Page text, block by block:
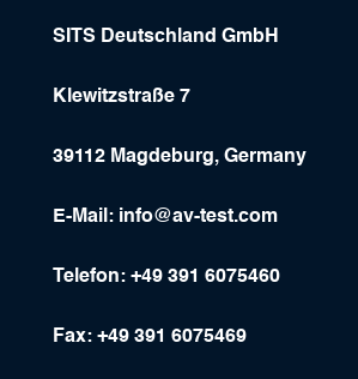
SITS Deutschland GmbH
Klewitzstraße 7
39112 Magdeburg, Germany
E-Mail: info@av-test.com
Telefon: +49 391 6075460
Fax: +49 391 6075469